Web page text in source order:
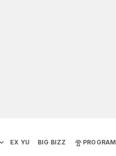
EX YU BIG BIZZ PROGRAM